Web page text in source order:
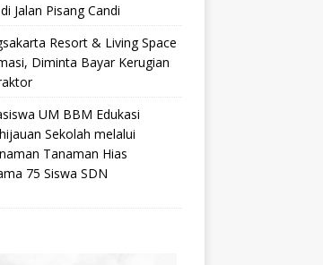
Jalan Pisang Candi
Resort & Living Space
Diminta Bayar Kerugian
UM BBM Edukasi
Sekolah melalui
Tanaman Hias
75 Siswa SDN